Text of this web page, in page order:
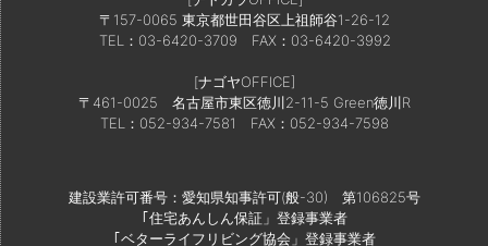
〒157-0065 東京都世田谷区上祖師谷1-26-12
TEL：03-6420-3709 FAX：03-6420-3992
[ナゴヤOFFICE]
〒461-0025 名古屋市東区徳川2-11-5 Green徳川R
TEL：052-934-7581
FAX：052-934-7598
建設業許可番号：愛知県知事許可(般-30) 第106825号
｢住宅あんしん保証」登録事業者
｢ベターライフリビング協会」登録事業者